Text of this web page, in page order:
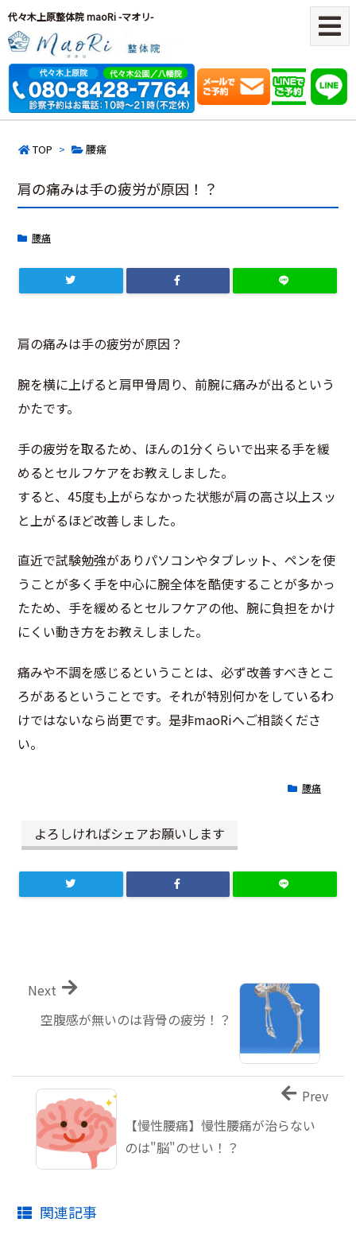
代々木上原整体院 maoRi -マオリ-
TOP > 腰痛
肩の痛みは手の疲労が原因！？
腰痛
肩の痛みは手の疲労が原因？
腕を横に上げると肩甲骨周り、前腕に痛みが出るという
かたです。
手の疲労を取るため、ほんの1分くらいで出来る手を緩
めるとセルフケアをお教えしました。
すると、45度も上がらなかった状態が肩の高さ以上スッ
と上がるほど改善しました。
直近で試験勉強がありパソコンやタブレット、ペンを使
うことが多く手を中心に腕全体を酷使することが多かっ
たため、手を緩めるとセルフケアの他、腕に負担をかけ
にくい動き方をお教えしました。
痛みや不調を感じるということは、必ず改善すべきとこ
ろがあるということです。それが特別何かをしているわ
けではないなら尚更です。是非maoRiへご相談くださ
い。
腰痛
よろしければシェアお願いします
空腹感が無いのは背骨の疲労！？
Next
【慢性腰痛】慢性腰痛が治らない
のは"脳"のせい！？
Prev
関連記事